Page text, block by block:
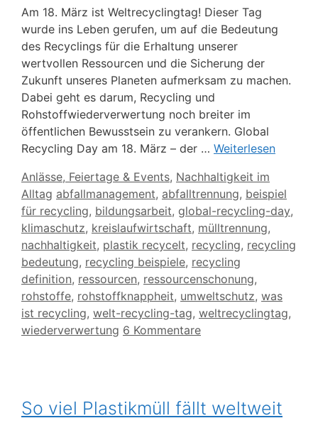
Am 18. März ist Weltrecyclingtag! Dieser Tag
wurde ins Leben gerufen, um auf die Bedeutung
des Recyclings für die Erhaltung unserer
wertvollen Ressourcen und die Sicherung der
Zukunft unseres Planeten aufmerksam zu machen.
Dabei geht es darum, Recycling und
Rohstoffwiederverwertung noch breiter im
öffentlichen Bewusstsein zu verankern. Global
Recycling Day am 18. März – der … Weiterlesen
Kategorien
Anlässe, Feiertage & Events, Nachhaltigkeit im
Alltag Schlagwörter
abfallmanagement, abfalltrennung, beispiel
für recycling, bildungsarbeit, global-recycling-day,
klimaschutz, kreislaufwirtschaft, mülltrennung,
nachhaltigkeit, plastik recycelt, recycling, recycling
bedeutung, recycling beispiele, recycling
definition, ressourcen, ressourcenschonung,
rohstoffe, rohstoffknappheit, umweltschutz, was
ist recycling, welt-recycling-tag, weltrecyclingtag,
wiederverwertung 6 Kommentare
So viel Plastikmüll fällt weltweit